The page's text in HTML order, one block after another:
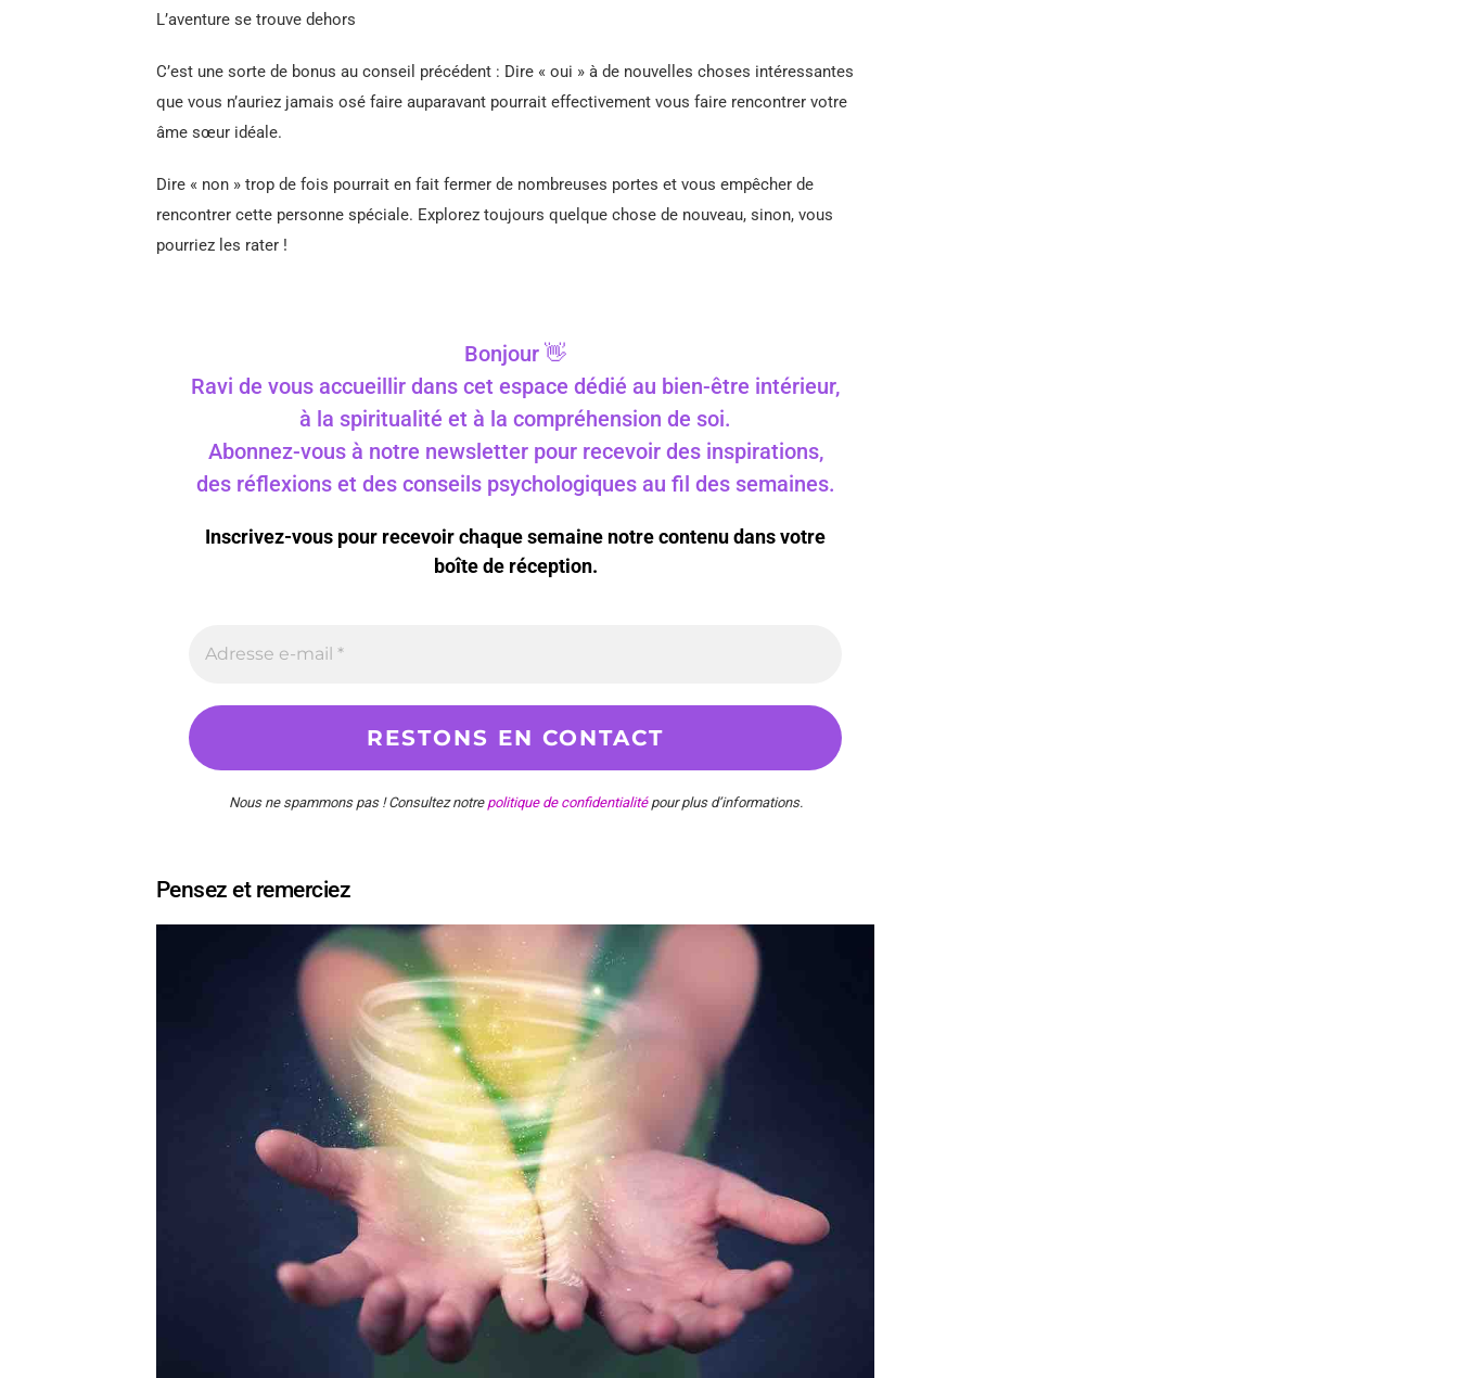
L’aventure se trouve dehors
C’est une sorte de bonus au conseil précédent : Dire « oui » à de nouvelles choses intéressantes
que vous n’auriez jamais osé faire auparavant pourrait effectivement vous faire rencontrer votre
âme sœur idéale.
Dire « non » trop de fois pourrait en fait fermer de nombreuses portes et vous empêcher de
rencontrer cette personne spéciale. Explorez toujours quelque chose de nouveau, sinon, vous
pourriez les rater !
Bonjour 👋
Ravi de vous accueillir dans cet espace dédié au bien-être intérieur,
à la spiritualité et à la compréhension de soi.
Abonnez-vous à notre newsletter pour recevoir des inspirations,
des réflexions et des conseils psychologiques au fil des semaines.
Inscrivez-vous pour recevoir chaque semaine notre contenu dans votre
boîte de réception.
Nous ne spammons pas ! Consultez notre politique de confidentialitépour plus d’informations.
Pensez et remerciez